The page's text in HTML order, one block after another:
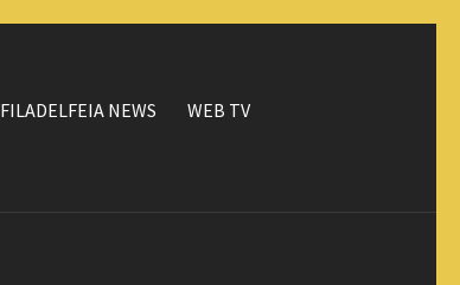
FILADELFEIA NEWS
WEB TV